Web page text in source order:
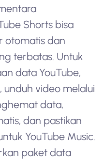
Shorts bisa
otomatis dan
terbatas. Untuk
data YouTube,
unduh video melalui
data,
dan pastikan
YouTube Music.
paket data